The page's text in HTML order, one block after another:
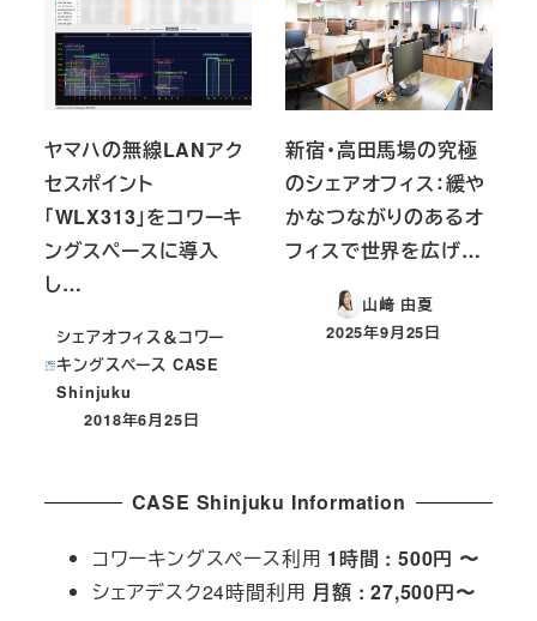
ヤマハの無線LANアク
セスポイント
「WLX313」をコワーキ
ングスペースに導入
し…
シェアオフィス＆コワー
キングスペース CASE
Shinjuku
投稿日
2018年6月25日
新宿・高田馬場の究極
のシェアオフィス：緩や
かなつながりのあるオ
フィスで世界を広げ…
山﨑 由夏
投稿日
2025年9月25日
CASE Shinjuku Information
コワーキングスペース利用 1時間 : 500円 〜
シェアデスク24時間利用 月額 : 27,500円〜